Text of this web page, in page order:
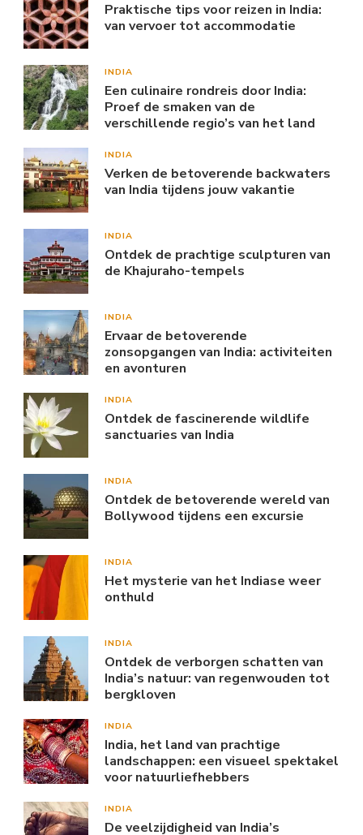
Praktische tips voor reizen in India:
van vervoer tot accommodatie
INDIA
Een culinaire rondreis door India:
Proef de smaken van de
verschillende regio’s van het land
INDIA
Verken de betoverende backwaters
van India tijdens jouw vakantie
INDIA
Ontdek de prachtige sculpturen van
de Khajuraho-tempels
INDIA
Ervaar de betoverende
zonsopgangen van India: activiteiten
en avonturen
INDIA
Ontdek de fascinerende wildlife
sanctuaries van India
INDIA
Ontdek de betoverende wereld van
Bollywood tijdens een excursie
INDIA
Het mysterie van het Indiase weer
onthuld
INDIA
Ontdek de verborgen schatten van
India’s natuur: van regenwouden tot
bergkloven
INDIA
India, het land van prachtige
landschappen: een visueel spektakel
voor natuurliefhebbers
INDIA
De veelzijdigheid van India’s